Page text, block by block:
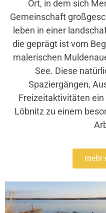
Ort, in dem sich
Gemeinschaft
leben in einer
die geprägt ist vom
malerischen
See. Diese
Spaziergängen,
Freizeitaktivitäten
Löbnitz zu einem
mehr